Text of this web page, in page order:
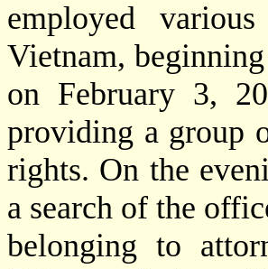
employed
Vietnam,
on February 3,
providing a group
rights. On the
a search of the
belonging to